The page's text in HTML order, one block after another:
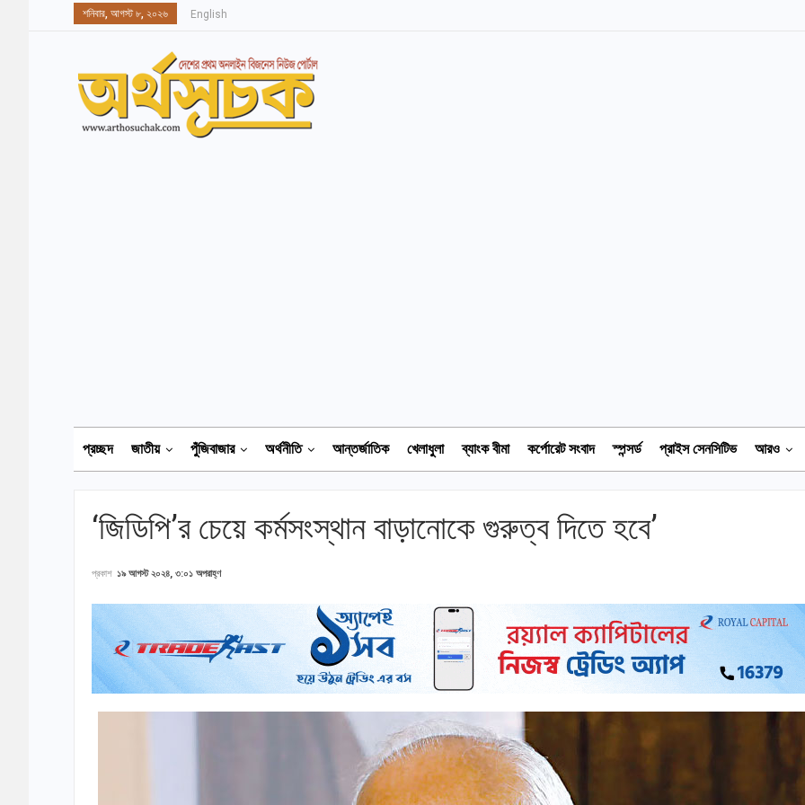
শনিবার, আগস্ট ৮, ২০২৬ English
প্রচ্ছদ জাতীয় পুঁজিবাজার অর্থনীতি আন্তর্জাতিক খেলাধুলা ব্যাংক বীমা কর্পোরেট সংবাদ স্পন্সর্ড প্রাইস সেনসিটিভ আরও
‘জিডিপি’র চেয়ে কর্মসংস্থান বাড়ানোকে গুরুত্ব দিতে হবে’
প্রকাশ ১৯ আগস্ট ২০২৪, ৩:০১ অপরাহ্ণ